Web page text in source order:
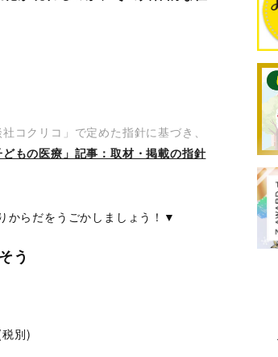
コクリコ」で定めた指針に基づき、
どもの医療」記事：取材・掲載の指針
からだをうごかしましょう！▼
う
別)